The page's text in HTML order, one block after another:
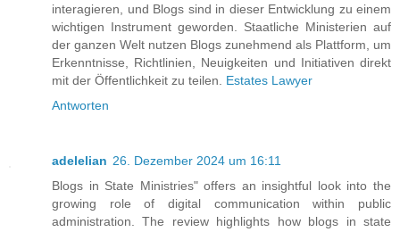
interagieren, und Blogs sind in dieser Entwicklung zu einem
wichtigen Instrument geworden. Staatliche Ministerien auf
der ganzen Welt nutzen Blogs zunehmend als Plattform, um
Erkenntnisse, Richtlinien, Neuigkeiten und Initiativen direkt
mit der Öffentlichkeit zu teilen. Estates Lawyer
Antworten
adelelian 26. Dezember 2024 um 16:11
Blogs in State Ministries" offers an insightful look into the
growing role of digital communication within public
administration. The review highlights how blogs in state